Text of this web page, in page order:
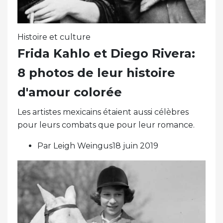
Histoire et culture
Frida Kahlo et Diego Rivera:
8 photos de leur histoire
d'amour colorée
Les artistes mexicains étaient aussi célèbres
pour leurs combats que pour leur romance.
Par Leigh Weingus18 juin 2019